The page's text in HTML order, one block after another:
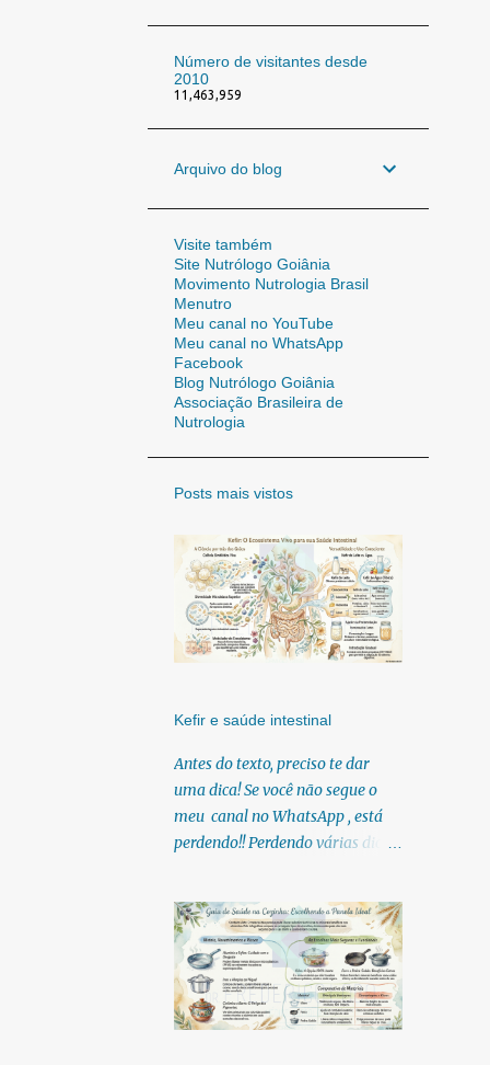
Número de visitantes desde
2010
11,463,959
Arquivo do blog
Visite também
Site Nutrólogo Goiânia
Movimento Nutrologia Brasil
Menutro
Meu canal no YouTube
Meu canal no WhatsApp
Facebook
Blog Nutrólogo Goiânia
Associação Brasileira de
Nutrologia
Posts mais vistos
Kefir e saúde intestinal
Antes do texto, preciso te dar
uma dica! Se você não segue o
meu canal no WhatsApp , está
perdendo!! Perdendo várias dicas,
infográficos, o link para
download dos meus e-books.
Para acessar clique no link:
https://whatsapp.com/channel/0
029Vb6U4AqKgsNzkBhubA40